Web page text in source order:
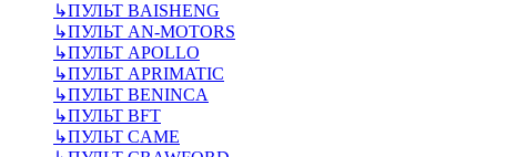
↳ПУЛЬТ BAISHENG
↳ПУЛЬТ AN-MOTORS
↳ПУЛЬТ APOLLO
↳ПУЛЬТ APRIMATIC
↳ПУЛЬТ BENINCA
↳ПУЛЬТ BFT
↳ПУЛЬТ CAME